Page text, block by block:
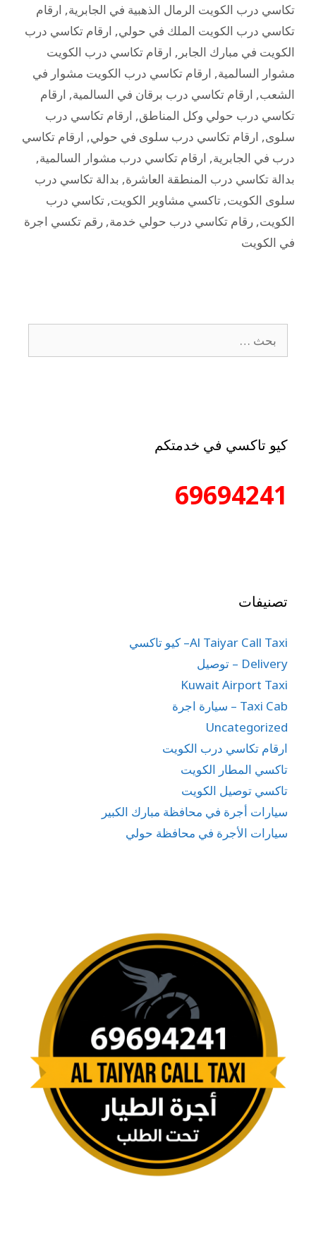
تكاسي درب الكويت الرمال الذهبية في الجابرية, ارقام
تكاسي درب الكويت الملك في حولي, ارقام تكاسي درب
الكويت في مبارك الجابر , ارقام تكاسي درب الكويت
مشوار السالمية, ارقام تكاسي درب الكويت مشوار في
الشعب, ارقام تكاسي درب برقان في السالمية, ارقام
تكاسي درب حولي وكل المناطق, ارقام تكاسي درب
سلوى, ارقام تكاسي درب سلوى في حولي, ارقام تكاسي
درب في الجابرية, ارقام تكاسي درب مشوار السالمية,
بدالة تكاسي درب المنطقة العاشرة, بدالة تكاسي درب
سلوى الكويت, تاكسي مشاوير الكويت, تكاسي درب
الكويت, رقام تكاسي درب حولي خدمة, رقم تكسي اجرة
في الكويت
كيو تاكسي في خدمتكم
69694241
تصنيفات
Al Taiyar Call Taxi– كيو تاكسي
Delivery – توصيل
Kuwait Airport Taxi
Taxi Cab – سيارة اجرة
Uncategorized
ارقام تكاسي درب الكويت
تاكسي المطار الكويت
تاكسي توصيل الكويت
سيارات أجرة في محافظة مبارك الكبير
سيارات الأجرة في محافظة حولي